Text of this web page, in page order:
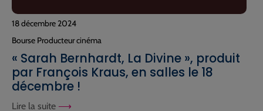
18 décembre 2024
Bourse Producteur cinéma
« Sarah Bernhardt, La Divine », produit
par François Kraus, en salles le 18
décembre !
Lire la suite